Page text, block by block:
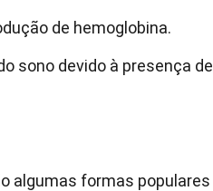
de hemoglobina.
sono devido à presença de
algumas formas populares